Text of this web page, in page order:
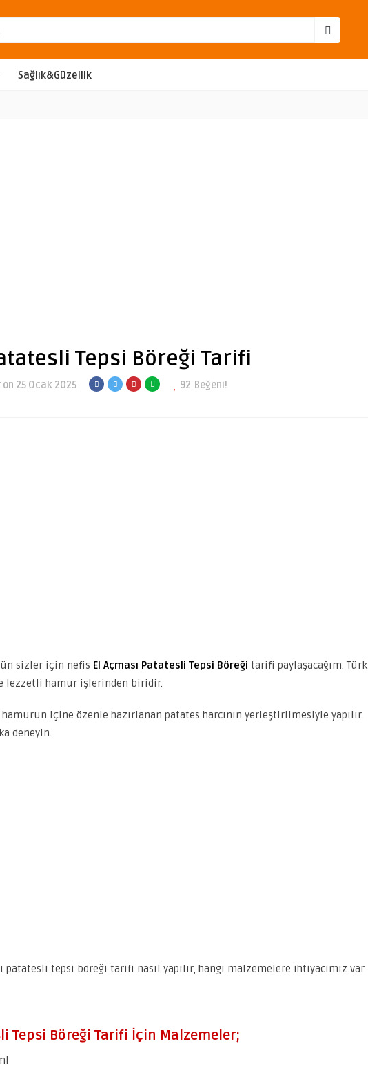
Sağlık&Güzellik
Tepsi Böreği Tarifi
on 25 Ocak 2025 92 Beğeni!
sizler için nefis El Açması Patatesli Tepsi Böreği tarifi paylaşacağım. Türk
lezzetli hamur işlerinden biridir.
içine özenle hazırlanan patates harcının yerleştirilmesiyle yapılır.
deneyin.
patatesli tepsi böreği tarifi nasıl yapılır, hangi malzemelere ihtiyacımız var
Tepsi Böreği Tarifi İçin Malzemeler;